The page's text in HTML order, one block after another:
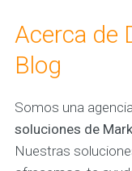
Acerca de
Blog
Somos una
soluciones de
Nuestras